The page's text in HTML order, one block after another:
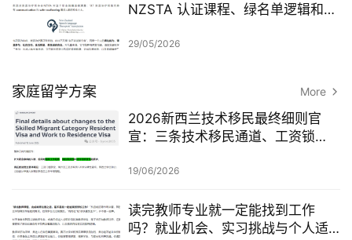
NZSTA 认证课程、绿名单逻辑和申
29/05/2026
家庭留学方案 More
2026新西兰技术移民最终细则官
宣：三条技术移民通道、工资锁
查一次梳理
19/06/2026
读完教师专业就一定能找到工作
吗？就业机会、实习挑战与个人适